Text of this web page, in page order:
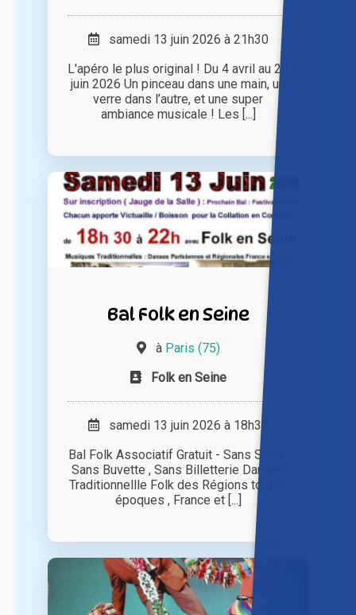
samedi 13 juin 2026 à 21h30
L'apéro le plus original ! Du 4 avril au 20
juin 2026 Un pinceau dans une main, un
verre dans l’autre, et une super
ambiance musicale ! Les [...]
Bal Folk en Seine
à Paris (75)
Folk en Seine
samedi 13 juin 2026 à 18h30
Bal Folk Associatif Gratuit - Sans Sono ,
Sans Buvette , Sans Billetterie Danses
Traditionnellle Folk des Régions toutes
époques , France et [...]